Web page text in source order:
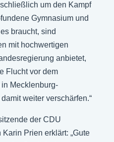
um den Kampf
Gymnasium und
braucht, sind
mit hochwertigen
anbietet,
Flucht vor dem
Mecklenburg-
weiter verschärfen.“
der CDU
Prien erklärt: „Gute